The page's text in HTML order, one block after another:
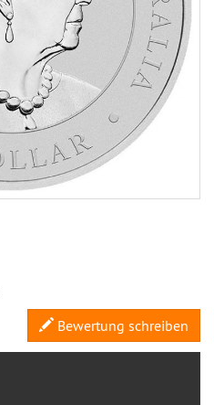
Bewertung schreiben